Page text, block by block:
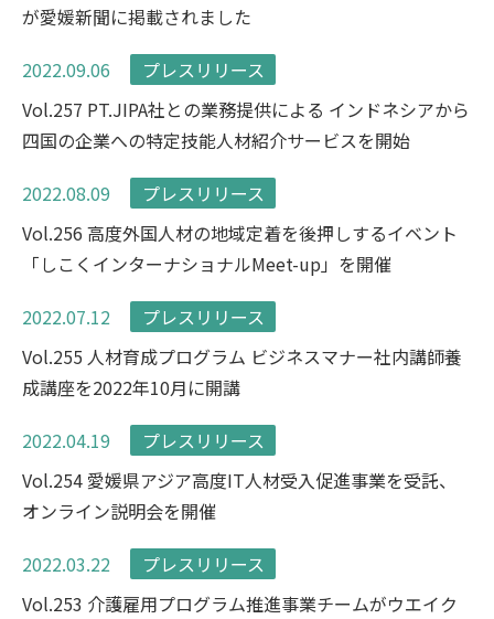
が愛媛新聞に掲載されました
2022.09.06
プレスリリース
Vol.257 PT.JIPA社との業務提供による インドネシアから
四国の企業への特定技能人材紹介サービスを開始
2022.08.09
プレスリリース
Vol.256 高度外国人材の地域定着を後押しするイベント
「しこくインターナショナルMeet-up」を開催
2022.07.12
プレスリリース
Vol.255 人材育成プログラム ビジネスマナー社内講師養
成講座を2022年10月に開講
2022.04.19
プレスリリース
Vol.254 愛媛県アジア高度IT人材受入促進事業を受託、
オンライン説明会を開催
2022.03.22
プレスリリース
Vol.253 介護雇用プログラム推進事業チームがウエイク